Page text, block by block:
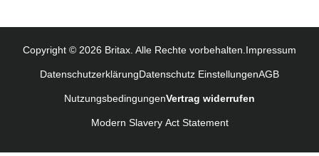
Copyright © 2026 Britax. Alle Rechte vorbehalten. Impressum
DatenschutzerklärungDatenschutz EinstellungenAGB
NutzungsbedingungenVertrag widerrufen
Modern Slavery Act Statement